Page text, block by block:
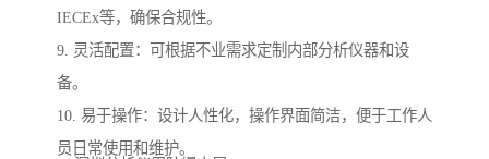
IECEx等，确保合规性。
9. 灵活配置：可根据不业需求定制内部分析仪器和设
备。
10. 易于操作：设计人性化，操作界面简洁，便于工作人
员日常使用和维护。